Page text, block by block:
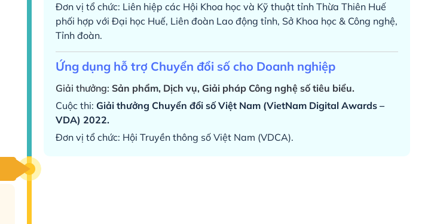
Đơn vị tổ chức: Liên hiệp các Hội Khoa học và Kỹ thuật tỉnh Thừa Thiên Huế
phối hợp với Đại học Huế, Liên đoàn Lao động tỉnh, Sở Khoa học & Công nghệ,
Tỉnh đoàn.
Ứng dụng hỗ trợ Chuyển đổi số cho Doanh nghiệp
Giải thưởng: Sản phẩm, Dịch vụ, Giải pháp Công nghệ số tiêu biểu.
Cuộc thi: Giải thưởng Chuyển đổi số Việt Nam (VietNam Digital Awards –
VDA) 2022.
Đơn vị tổ chức: Hội Truyền thông số Việt Nam (VDCA).